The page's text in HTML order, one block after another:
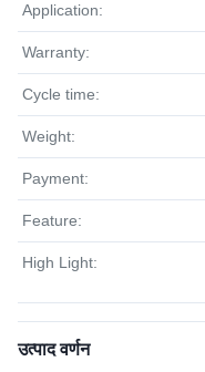
Application:
Warranty:
Cycle time:
Weight:
Payment:
Feature:
High Light:
उत्पाद वर्णन